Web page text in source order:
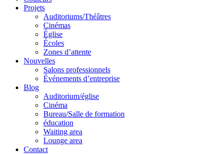
Projets
Auditoriums/Théâtres
Cinémas
Église
Écoles
Zones d’attente
Nouvelles
Salons professionnels
Événements d’entreprise
Blog
Auditorium/église
Cinéma
Bureau/Salle de formation
éducation
Waiting area
Lounge area
Contact